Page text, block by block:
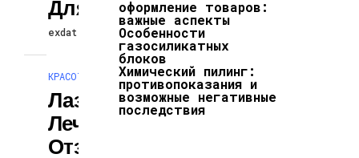
Для Фасада
exdat 1 неделя ago
КРАСОТА И ЗДОРОВЬЕ
Лазерное
Лечение Акне:
Отзывы, Фото
оформление товаров:
важные аспекты
Особенности
газосиликатных
блоков
Химический пилинг:
противопоказания и
возможные негативные
последствия